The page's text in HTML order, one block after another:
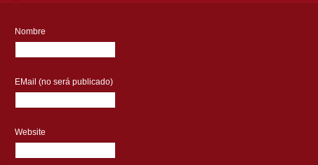
Nombre
EMail (no será publicado)
Website